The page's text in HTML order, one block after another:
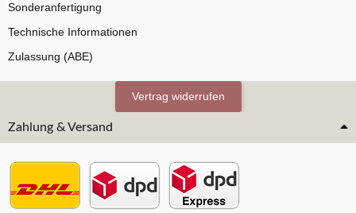
Sonderanfertigung
Technische Informationen
Zulassung (ABE)
Vertrag widerrufen
Zahlung & Versand